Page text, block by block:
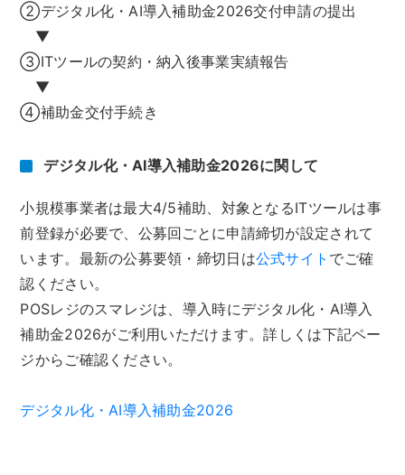
②デジタル化・AI導入補助金2026交付申請の提出
▼
③ITツールの契約・納入後事業実績報告
▼
④補助金交付手続き
デジタル化・AI導入補助金2026に関して
小規模事業者は最大4/5補助、対象となるITツールは事
前登録が必要で、公募回ごとに申請締切が設定されて
います。最新の公募要領・締切日は公式サイト でご確
認ください。
POSレジのスマレジは、導入時にデジタル化・AI導入
補助金2026がご利用いただけます。詳しくは下記ペー
ジからご確認ください。
デジタル化・AI導入補助金2026